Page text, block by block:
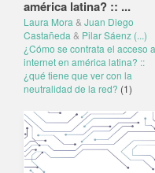
américa latina? :: ...
Laura Mora & Juan Diego
Castañeda & Pilar Sáenz (...)
¿Cómo se contrata el acceso a
internet en américa latina? ::
¿qué tiene que ver con la
neutralidad de la red? (1)